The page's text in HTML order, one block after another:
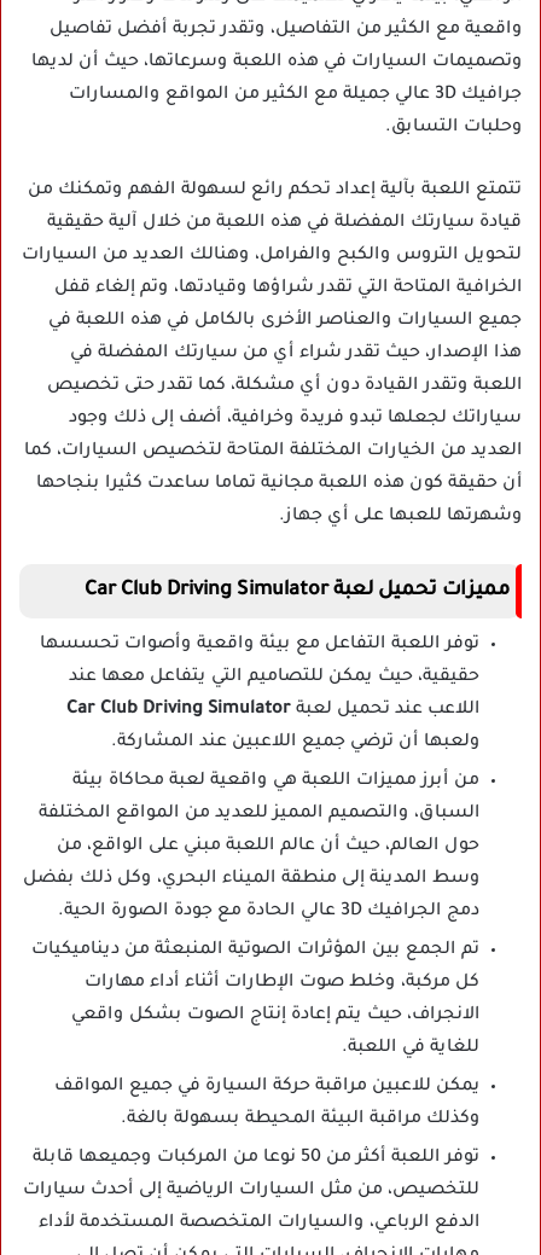
واقعية مع الكثير من التفاصيل، وتقدر تجربة أفضل تفاصيل
وتصميمات السيارات في هذه اللعبة وسرعاتها، حيث أن لديها
جرافيك 3D عالي جميلة مع الكثير من المواقع والمسارات
وحلبات التسابق.
تتمتع اللعبة بآلية إعداد تحكم رائع لسهولة الفهم وتمكنك من
قيادة سيارتك المفضلة في هذه اللعبة من خلال آلية حقيقية
لتحويل التروس والكبح والفرامل، وهنالك العديد من السيارات
الخرافية المتاحة التي تقدر شراؤها وقيادتها، وتم إلغاء قفل
جميع السيارات والعناصر الأخرى بالكامل في هذه اللعبة في
هذا الإصدار، حيث تقدر شراء أي من سيارتك المفضلة في
اللعبة وتقدر القيادة دون أي مشكلة، كما تقدر حتى تخصيص
سياراتك لجعلها تبدو فريدة وخرافية، أضف إلى ذلك وجود
العديد من الخيارات المختلفة المتاحة لتخصيص السيارات، كما
أن حقيقة كون هذه اللعبة مجانية تماما ساعدت كثيرا بنجاحها
وشهرتها للعبها على أي جهاز.
مميزات تحميل لعبة Car Club Driving Simulator
توفر اللعبة التفاعل مع بيئة واقعية وأصوات تحسسها
حقيقية، حيث يمكن للتصاميم التي يتفاعل معها عند
اللاعب عند تحميل لعبة Car Club Driving Simulator
ولعبها أن ترضي جميع اللاعبين عند المشاركة.
من أبرز مميزات اللعبة هي واقعية لعبة محاكاة بيئة
السباق، والتصميم المميز للعديد من المواقع المختلفة
حول العالم، حيث أن عالم اللعبة مبني على الواقع، من
وسط المدينة إلى منطقة الميناء البحري، وكل ذلك بفضل
دمج الجرافيك 3D عالي الحادة مع جودة الصورة الحية.
تم الجمع بين المؤثرات الصوتية المنبعثة من ديناميكيات
كل مركبة، وخلط صوت الإطارات أثناء أداء مهارات
الانجراف، حيث يتم إعادة إنتاج الصوت بشكل واقعي
للغاية في اللعبة.
يمكن للاعبين مراقبة حركة السيارة في جميع المواقف
وكذلك مراقبة البيئة المحيطة بسهولة بالغة.
توفر اللعبة أكثر من 50 نوعا من المركبات وجميعها قابلة
للتخصيص، من مثل السيارات الرياضية إلى أحدث سيارات
الدفع الرباعي، والسيارات المتخصصة المستخدمة لأداء